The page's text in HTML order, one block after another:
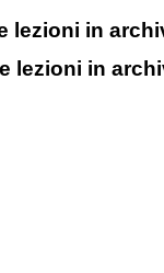
lezioni in
lezioni in